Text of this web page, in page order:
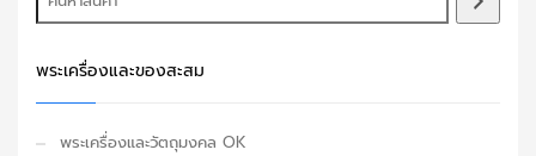
พระเครื่องและของสะสม
พระเครื่องและวัตถุมงคล OK